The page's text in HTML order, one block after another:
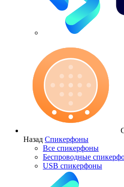
Назад Спикерфоны
Все спикерфоны
Беспроводные
USB спикерфоны